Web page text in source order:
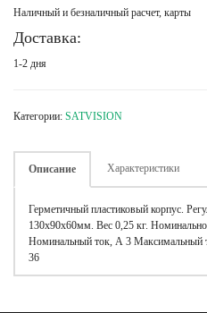
Наличный и безналичный расчет, карты
Доставка:
1-2 дня
Категории: SATVISION
Описание Характеристики
Герметичный пластиковый корпус.
130х90х60мм. Вес 0,25 кг.
Номинальный ток, А 3 Максимальный
36